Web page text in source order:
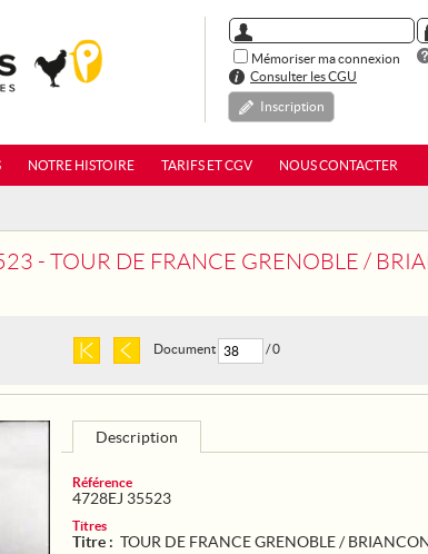
Mémoriser ma connexion
Consulter les CGU
Inscription
NOTRE HISTOIRE TARIFS ET CGV NOUS CONTACTER
- TOUR DE FRANCE GRENOBLE /
Document / 0
Description
Référence
4728EJ 35523
Titres
Titre : TOUR DE FRANCE GRENOBLE /